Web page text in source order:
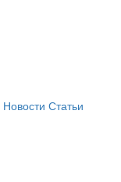
Новости Статьи